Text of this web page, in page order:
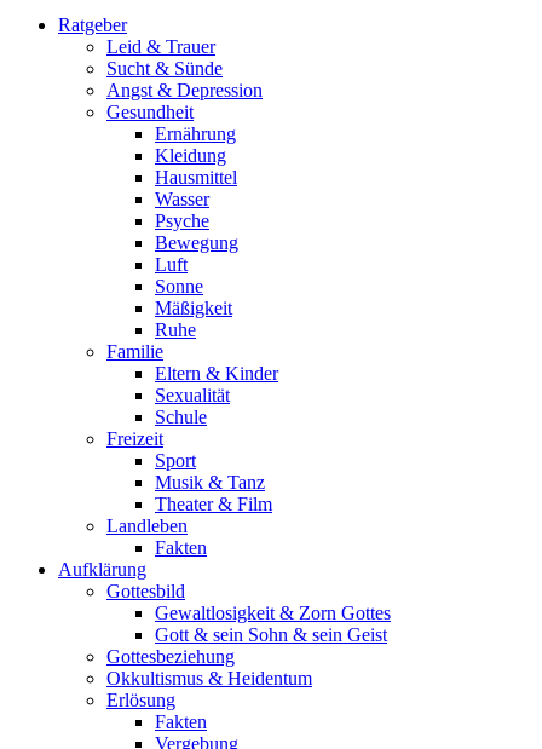
Ratgeber
Leid & Trauer
Sucht & Sünde
Angst & Depression
Gesundheit
Ernährung
Kleidung
Hausmittel
Wasser
Psyche
Bewegung
Luft
Sonne
Mäßigkeit
Ruhe
Familie
Eltern & Kinder
Sexualität
Schule
Freizeit
Sport
Musik & Tanz
Theater & Film
Landleben
Fakten
Aufklärung
Gottesbild
Gewaltlosigkeit & Zorn Gottes
Gott & sein Sohn & sein Geist
Gottesbeziehung
Okkultismus & Heidentum
Erlösung
Fakten
Vergebung